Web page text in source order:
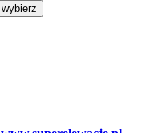
wybierz